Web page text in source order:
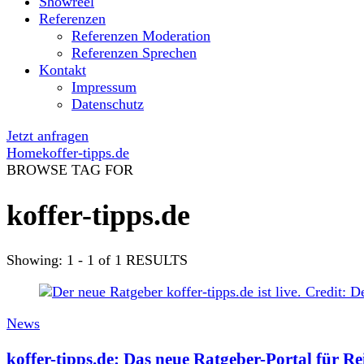
Referenzen
Referenzen Moderation
Referenzen Sprechen
Kontakt
Impressum
Datenschutz
Jetzt anfragen
Homekoffer-tipps.de
BROWSE TAG FOR
koffer-tipps.de
Showing: 1 - 1 of 1 RESULTS
News
koffer-tipps.de: Das neue Ratgeber-Portal für